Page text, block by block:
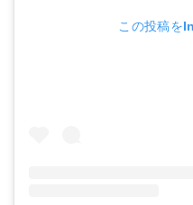
この投稿を